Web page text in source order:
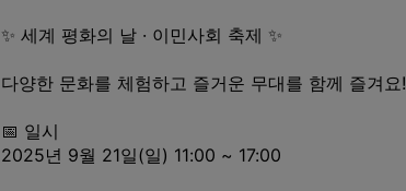
✨ 세계 평화의 날 · 이민사회 축제 ✨
다양한 문화를 체험하고 즐거운 무대를 함께 즐겨요!
📅 일시
2025년 9월 21일(일) 11:00 ~ 17:00